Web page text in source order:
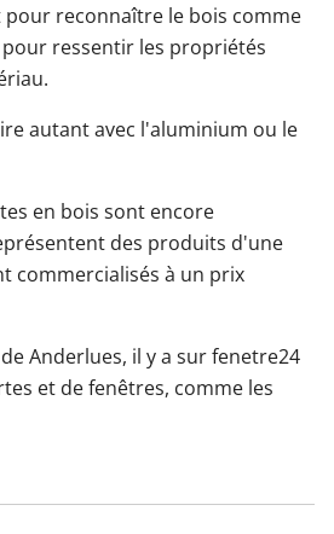
reconnaître le bois comme
ressentir les propriétés
autant avec l'aluminium ou le
en bois sont encore
des produits d'une
commercialisés à un prix
Anderlues, il y a sur fenetre24
et de fenêtres, comme les